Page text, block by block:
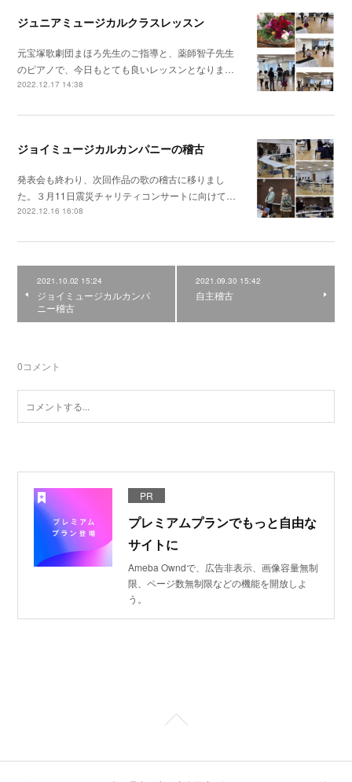
ジュニアミュージカルクラスレッスン
元宝塚歌劇団まほろ先生のご指導と、薬師智子先生
のピアノで、今日もとても良いレッスンとなりま…
2022.12.17 14:38
ジョイミュージカルカンパニーの稽古
発表会も終わり、次回作品の歌の稽古に移りまし
た。３月11日震災チャリティコンサートに向けて…
2022.12.16 16:08
2021.10.02 15:24
ジョイミュージカルカンパ
ニー稽古
2021.09.30 15:42
自主稽古
0コメント
PR
プレミアムプランでもっと自由な
サイトに
Ameba Owndで、広告非表示、画像容量無制
限、ページ数無制限などの機能を開放しよ
う。